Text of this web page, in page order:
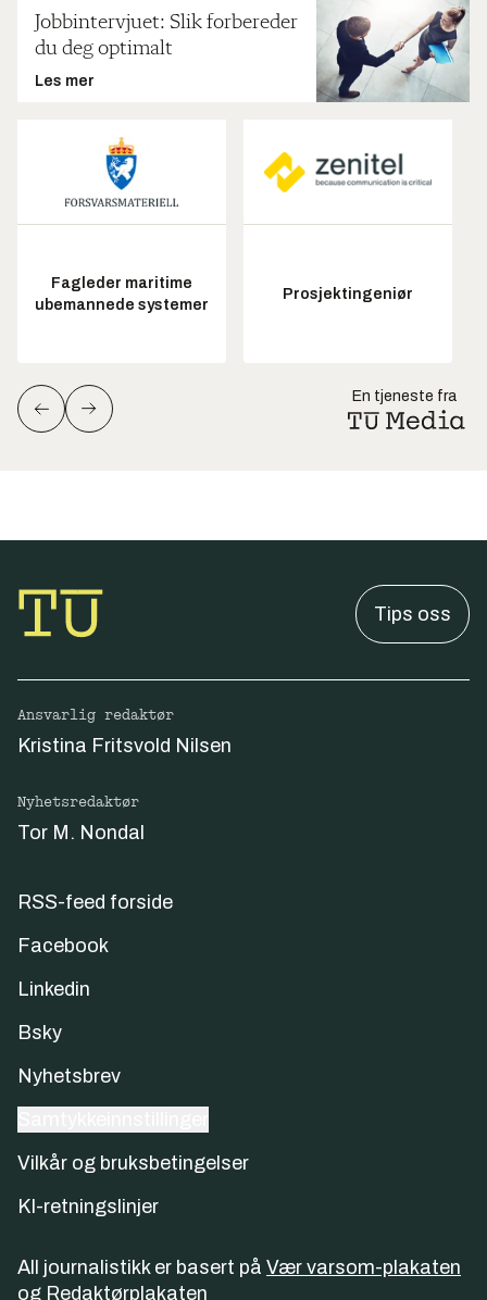
Jobbintervjuet: Slik forbereder
du deg optimalt
Les mer
Fagleder maritime
ubemannede systemer
Prosjektingeniør
En tjeneste fra
Tips oss
Ansvarlig redaktør
Kristina Fritsvold Nilsen
Nyhetsredaktør
Tor M. Nondal
RSS-feed forside
Facebook
Linkedin
Bsky
Nyhetsbrev
Vilkår og bruksbetingelser
KI-retningslinjer
All journalistikk er basert på Vær varsom-plakaten
og Redaktørplakaten